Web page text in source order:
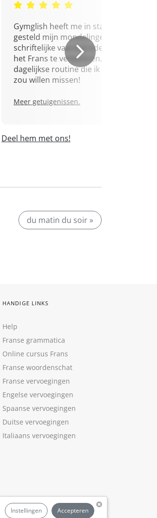
Gymglish heeft me in staat
gesteld mijn mondelinge en
schriftelijke vaardigheden in
het Frans te verbeteren. Een
dagelijkse routine die ik niet
zou willen missen!
Meer getuigenissen.
Deel hem met ons!
du matin du soir »
Instellingen Accepteren
HANDIGE LINKS
Help
Franse grammatica
Online cursus Frans
Franse woordenschat
Franse vervoegingen
Engelse vervoegingen
Spaanse vervoegingen
Duitse vervoegingen
Italiaans vervoegingen